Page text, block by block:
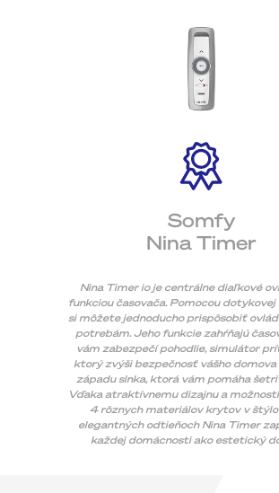
Somfy
Nina Timer
Nina Timer io je centrálne diaľkové
funkciou časovača. Pomocou
si môžete jed​​noducho prispôsobiť
potrebám. Jeho funkcie zahŕňajú
vám zabezpečí pohodlie, simulátor
ktorý zvýši bezpečnosť vášho domova
západu slnka, ktorá vám pomáha
Vďaka atraktívnemu dizajnu a
4 rôznych materiálov krytov v
elegantných odtieňoch Nina Timer
každej domácnosti ako estetický